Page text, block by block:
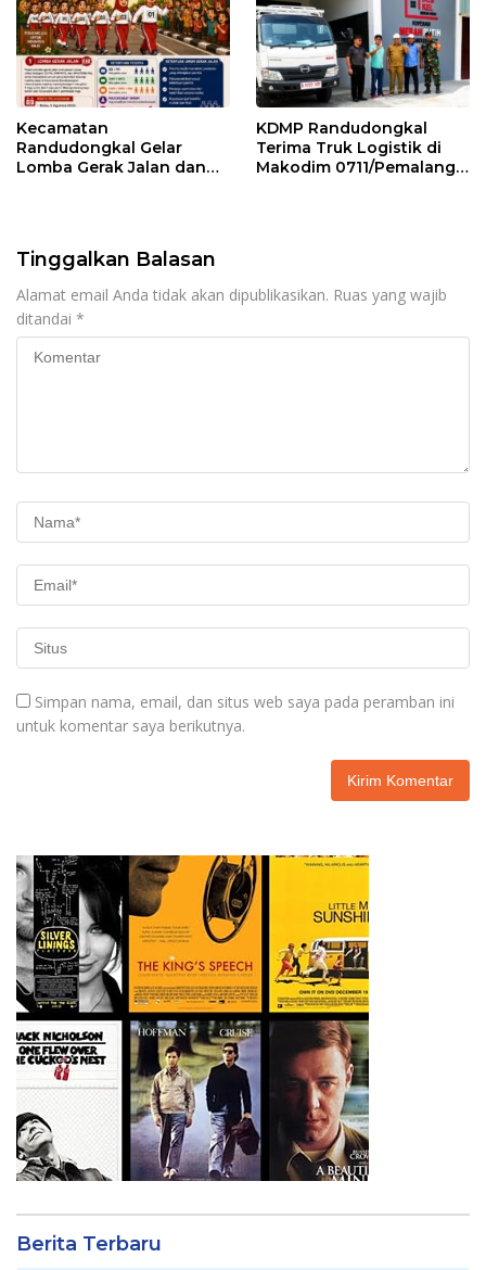
Kecamatan
Randudongkal Gelar
Lomba Gerak Jalan dan
KDMP Randudongkal
Terima Truk Logistik di
Makodim 0711/Pemalang
Tinggalkan Balasan
Alamat email Anda tidak akan dipublikasikan. Ruas yang wajib
ditandai *
Simpan nama, email, dan situs web saya pada peramban ini
untuk komentar saya berikutnya.
Berita Terbaru